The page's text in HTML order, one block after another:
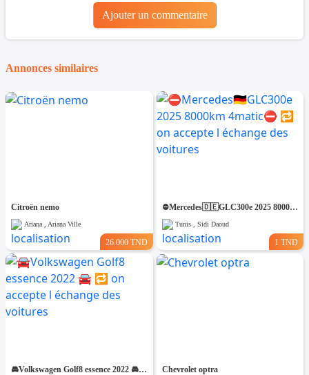
Ajouter un commentaire
Annonces similaires
Citroën nemo
Ariana , Ariana Ville
26.000 TND
⛔️Mercedes🇩🇪GLC300e 2025 8000km 4matic⛔️ 🔁 on accepte l échange des voitures
Tunis , Sidi Daoud
1 TND
🚘Volkswagen Golf8 essence 2022 🚘 🔁 on accepte l échange des voitures Chevrolet optra